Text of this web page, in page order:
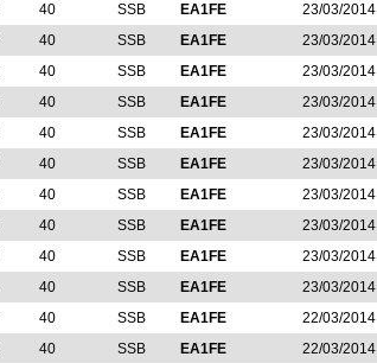
40 SSB EA1FE
23/03/2014
40 SSB EA1FE
23/03/2014
40 SSB EA1FE
23/03/2014
40 SSB EA1FE
23/03/2014
40 SSB EA1FE
23/03/2014
40 SSB EA1FE
23/03/2014
40 SSB EA1FE
23/03/2014
40 SSB EA1FE
23/03/2014
40 SSB EA1FE
23/03/2014
40 SSB EA1FE
23/03/2014
40 SSB EA1FE
22/03/2014
40 SSB EA1FE
22/03/2014